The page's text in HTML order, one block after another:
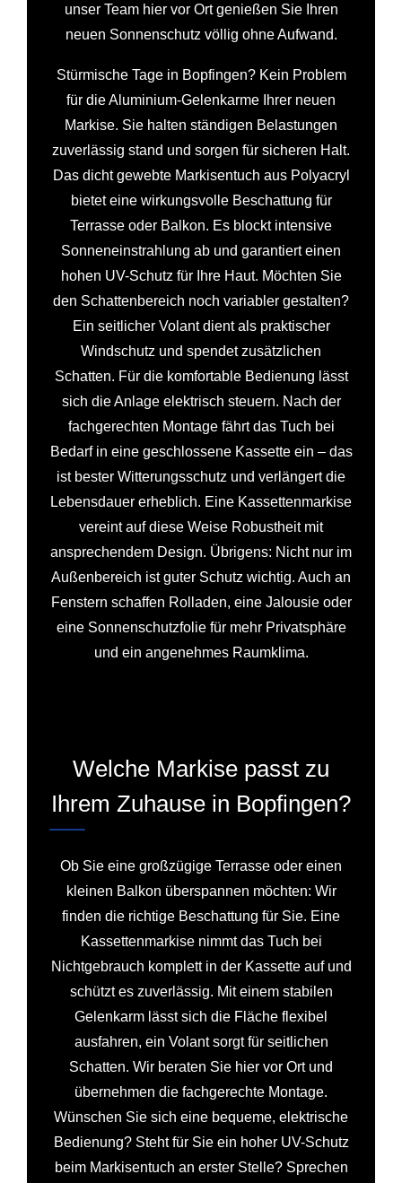
unser Team hier vor Ort genießen Sie Ihren
neuen Sonnenschutz völlig ohne Aufwand.
Stürmische Tage in Bopfingen? Kein Problem
für die Aluminium-Gelenkarme Ihrer neuen
Markise. Sie halten ständigen Belastungen
zuverlässig stand und sorgen für sicheren Halt.
Das dicht gewebte Markisentuch aus Polyacryl
bietet eine wirkungsvolle Beschattung für
Terrasse oder Balkon. Es blockt intensive
Sonneneinstrahlung ab und garantiert einen
hohen UV-Schutz für Ihre Haut. Möchten Sie
den Schattenbereich noch variabler gestalten?
Ein seitlicher Volant dient als praktischer
Windschutz und spendet zusätzlichen
Schatten. Für die komfortable Bedienung lässt
sich die Anlage elektrisch steuern. Nach der
fachgerechten Montage fährt das Tuch bei
Bedarf in eine geschlossene Kassette ein – das
ist bester Witterungsschutz und verlängert die
Lebensdauer erheblich. Eine Kassettenmarkise
vereint auf diese Weise Robustheit mit
ansprechendem Design. Übrigens: Nicht nur im
Außenbereich ist guter Schutz wichtig. Auch an
Fenstern schaffen Rolladen, eine Jalousie oder
eine Sonnenschutzfolie für mehr Privatsphäre
und ein angenehmes Raumklima.
Welche Markise passt zu
Ihrem Zuhause in Bopfingen?
Ob Sie eine großzügige Terrasse oder einen
kleinen Balkon überspannen möchten: Wir
finden die richtige Beschattung für Sie. Eine
Kassettenmarkise nimmt das Tuch bei
Nichtgebrauch komplett in der Kassette auf und
schützt es zuverlässig. Mit einem stabilen
Gelenkarm lässt sich die Fläche flexibel
ausfahren, ein Volant sorgt für seitlichen
Schatten. Wir beraten Sie hier vor Ort und
übernehmen die fachgerechte Montage.
Wünschen Sie sich eine bequeme, elektrische
Bedienung? Steht für Sie ein hoher UV-Schutz
beim Markisentuch an erster Stelle? Sprechen